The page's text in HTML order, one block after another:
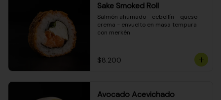
Sake Smoked Roll
Salmón ahumado - cebollín - queso
crema - envuelto en masa tempura
con merkén
$8.200
Avocado Acevichado